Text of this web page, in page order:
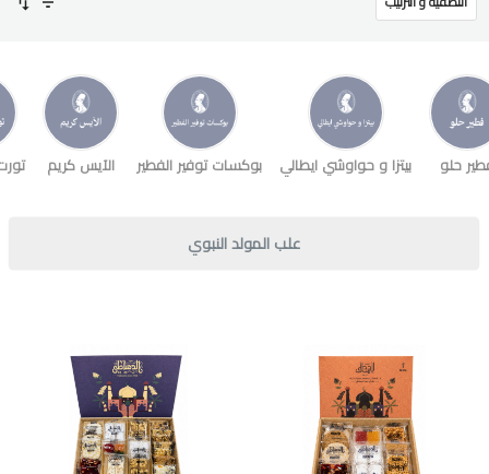
حلو بيتزا و حواوشي ايطالي بوكسات توفير الفطير الآيس كريم
علب المولد النبوي